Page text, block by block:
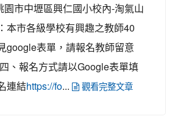
園市中壢區興仁國小校內-淘氣山
本市各級學校有興趣之教師40
google表單，請報名教師留意
、報名方式請以Google表單填
連結https://fo... 觀看完整文章